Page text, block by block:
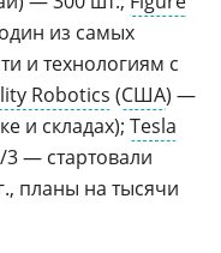
из самых
и технологиям с
Robotics (США) —
и складах); Tesla
— стартовали
планы на тысячи